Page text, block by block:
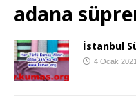
adana
İstanbul
4 Ocak 2021